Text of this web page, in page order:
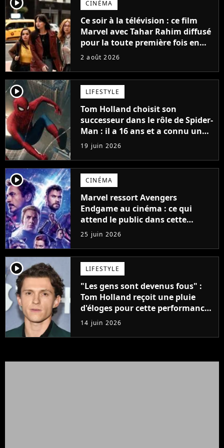
CINÉMA
Ce soir à la télévision : ce film
Marvel avec Tahar Rahim diffusé
pour la toute première fois en
France
2 août 2026
player2 LIFESTYLE
Tom Holland choisit son
successeur dans le rôle de Spider-
Man : il a 16 ans et a connu un
énorme succès sur Netflix
l'année dernière
19 juin 2026
player2 CINÉMA
Marvel ressort Avengers
Endgame au cinéma : ce qui
attend le public dans cette
version premium ultime
25 juin 2026
player2 LIFESTYLE
"Les gens sont devenus fous" :
Tom Holland reçoit une pluie
d'éloges pour cette performance
qui n'a rien à voir avec Spider-
Man et L'Odyssée
14 juin 2026